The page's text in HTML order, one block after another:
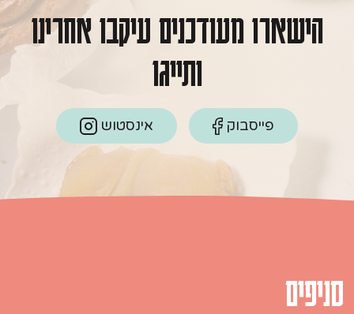
הישארו מעודכנים עיקבו אחרינו
ותייגו
פייסבוק אינסטוש
סניפים